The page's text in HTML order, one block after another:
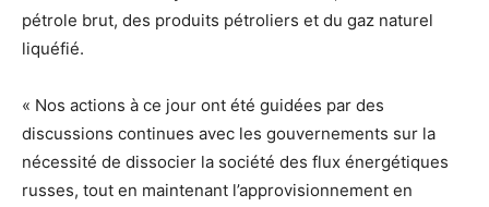
pétrole brut, des produits pétroliers et du gaz naturel
liquéfié.
« Nos actions à ce jour ont été guidées par des
discussions continues avec les gouvernements sur la
nécessité de dissocier la société des flux énergétiques
russes, tout en maintenant l’approvisionnement en